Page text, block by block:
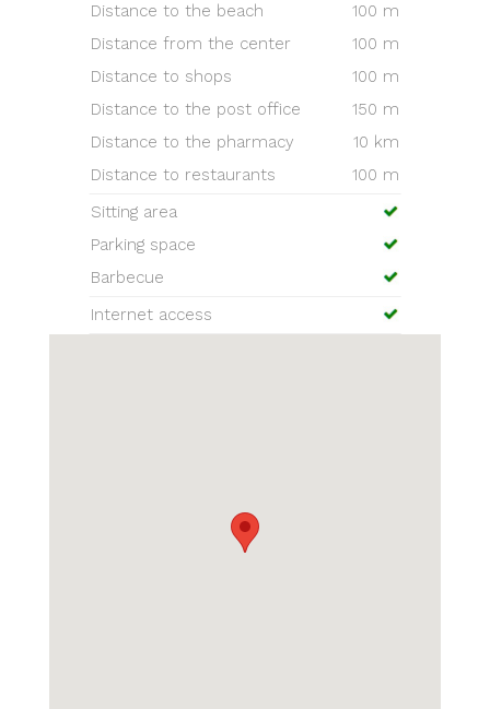
Distance to the beach
100 m
Distance from the center
100 m
Distance to shops
100 m
Distance to the post office
150 m
Distance to the pharmacy
10 km
Distance to restaurants
100 m
Sitting area
Parking space
Barbecue
Internet access